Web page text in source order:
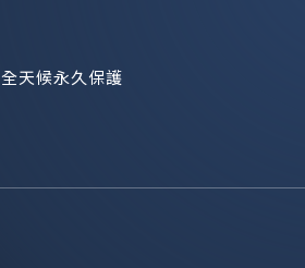
全天候永久保護